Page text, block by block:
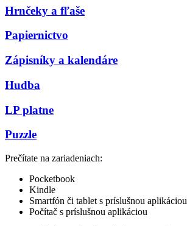
Hrnčeky a fľaše
Papiernictvo
Zápisníky a kalendáre
Hudba
LP platne
Puzzle
Prečítate na zariadeniach:
Pocketbook
Kindle
Smartfón či tablet s príslušnou aplikáciou
Počítač s príslušnou aplikáciou